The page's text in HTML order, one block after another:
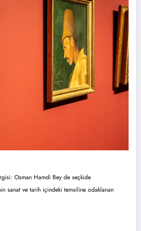
Osman Hamdi Bey de seçkide
sanat ve tarih içindeki temsiline odaklanan